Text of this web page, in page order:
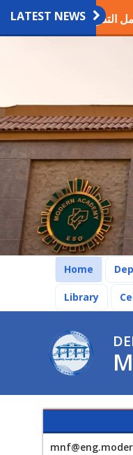
LATEST NEWS
ورش العمل التدريبية
Home
Library